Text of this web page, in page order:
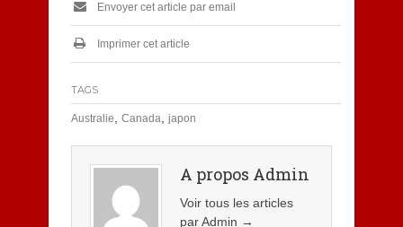
Envoyer cet article par email
Imprimer cet article
TAGS
Australie Canada japon
A propos Admin
Voir tous les articles
par Admin →